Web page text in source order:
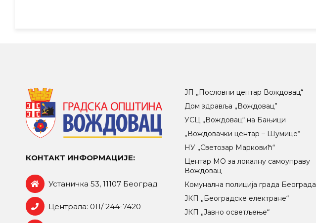
КОНТАКТ ИНФОРМАЦИЈЕ:
Устаничка 53, 11107 Београд
Централа: 011/ 244-7420
ЈП „Пословни центар Вождовац“
Дом здравља „Вождовац”
УСЦ „Вождовац“ на Бањици
„Вождовачки центар – Шумице“
НУ „Светозар Марковић“
Центар МO за локалну самоуправу
Вождовац
Комунална полиција града Београда
ЈКП „Београдске електране“
ЈКП „Јавно осветљење“